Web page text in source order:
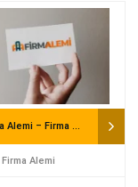
Firma Alemi – Firma Rehberi
Firma Alemi